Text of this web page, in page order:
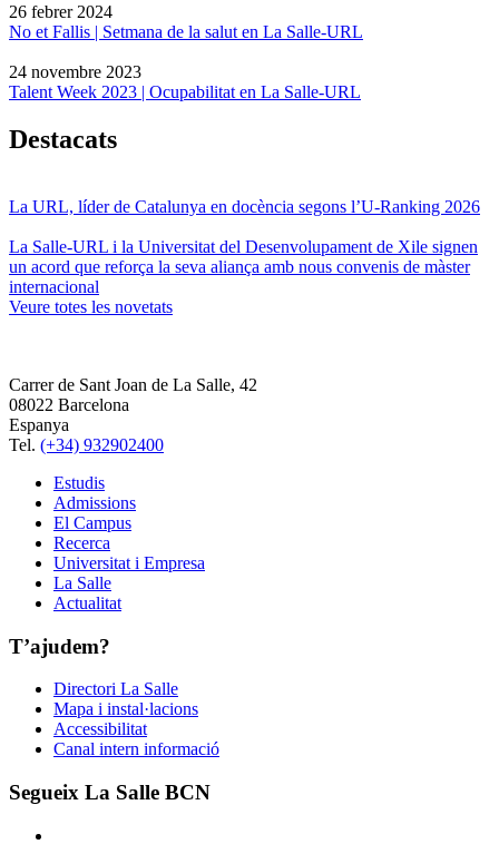
26 febrer 2024
No et Fallis | Setmana de la salut en La Salle-URL
24 novembre 2023
Talent Week 2023 | Ocupabilitat en La Salle-URL
Destacats
La URL, líder de Catalunya en docència segons l’U-Ranking 2026
La Salle-URL i la Universitat del Desenvolupament de Xile signen
un acord que reforça la seva aliança amb nous convenis de màster
internacional
Veure totes les novetats
Carrer de Sant Joan de La Salle, 42
08022 Barcelona
Espanya
Tel. (+34) 932902400
Estudis
Admissions
El Campus
Recerca
Universitat i Empresa
La Salle
Actualitat
T’ajudem?
Directori La Salle
Mapa i instal·lacions
Accessibilitat
Canal intern informació
Segueix La Salle BCN